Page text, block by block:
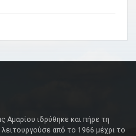
ιδρύθηκε και πήρε τη
από το 1966 μέχρι το